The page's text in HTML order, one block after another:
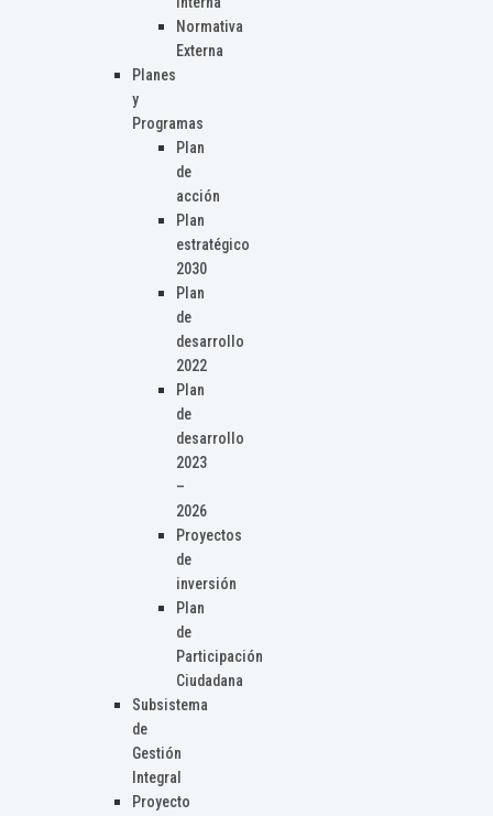
Normativa
Externa
Planes
y
Programas
Plan
de
acción
Plan
estratégico
2030
Plan
de
desarrollo
2022
Plan
de
desarrollo
2023
–
2026
Proyectos
de
inversión
Plan
de
Participación
Ciudadana
Subsistema
de
Gestión
Integral
Proyecto